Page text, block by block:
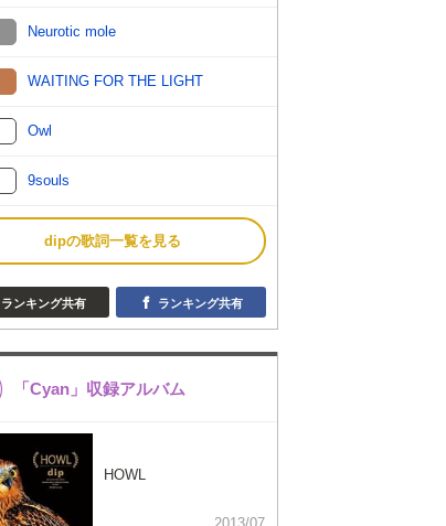
Neurotic mole
WAITING FOR THE LIGHT
Owl
9souls
dipの歌詞一覧を見る
ランキング共有 ランキング共有
「Cyan」収録アルバム
HOWL